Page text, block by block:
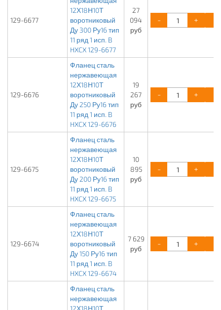
129-6677
12Х18Н10Т
воротниковый
Ду 300 Ру16 тип
11 ряд 1 исп. B
HXCX 129-6677
27
094
руб
- +
129-6676
Фланец сталь
нержавеющая
12Х18Н10Т
воротниковый
Ду 250 Ру16 тип
11 ряд 1 исп. B
HXCX 129-6676
19
267
руб
- +
129-6675
Фланец сталь
нержавеющая
12Х18Н10Т
воротниковый
Ду 200 Ру16 тип
11 ряд 1 исп. B
HXCX 129-6675
10
895
руб
- +
129-6674
Фланец сталь
нержавеющая
12Х18Н10Т
воротниковый
Ду 150 Ру16 тип
11 ряд 1 исп. B
HXCX 129-6674
7 629
руб
- +
Фланец сталь
нержавеющая
12Х18Н10Т